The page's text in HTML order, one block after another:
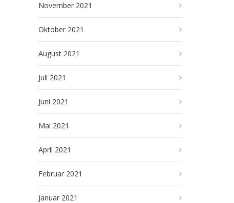
November 2021
Oktober 2021
August 2021
Juli 2021
Juni 2021
Mai 2021
April 2021
Februar 2021
Januar 2021